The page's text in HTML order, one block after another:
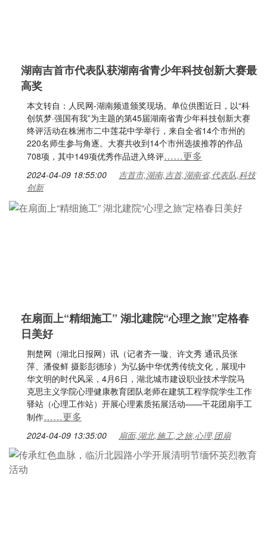
湖南吉首市代表队获湖南省青少年科技创新大赛最
高奖
本文转自：人民网-湖南频道颁奖现场。单位供图近日，以“科
创筑梦·强国有我”为主题的第45届湖南省青少年科技创新大赛
终评活动在株洲市二中莲花中学举行，来自全省14个市州的
220名师生参与角逐。大赛共收到14个市州选拔推荐的作品
708项，其中149项优秀作品进入终评……更多
2024-04-09 18:55:00
吉首市,湖南,吉首,湖南省,代表队,科技
创新
在扇面上“精细施工” 湖北建院“心理之旅”定格春
日美好
荆楚网（湖北日报网）讯（记者齐一璇、许文秀 通讯员张
萍、潘俊鲜 摄影彭德珍）为弘扬中华优秀传统文化，展现中
华文明的时代风采，4月6日，湖北城市建设职业技术学院马
克思主义学院心理健康教育团队老师在建筑工程学院学生工作
驿站（心理工作站）开展心理素质拓展活动——干花团扇手工
制作……更多
2024-04-09 13:35:00 扇面,湖北,施工,之旅,心理,团扇